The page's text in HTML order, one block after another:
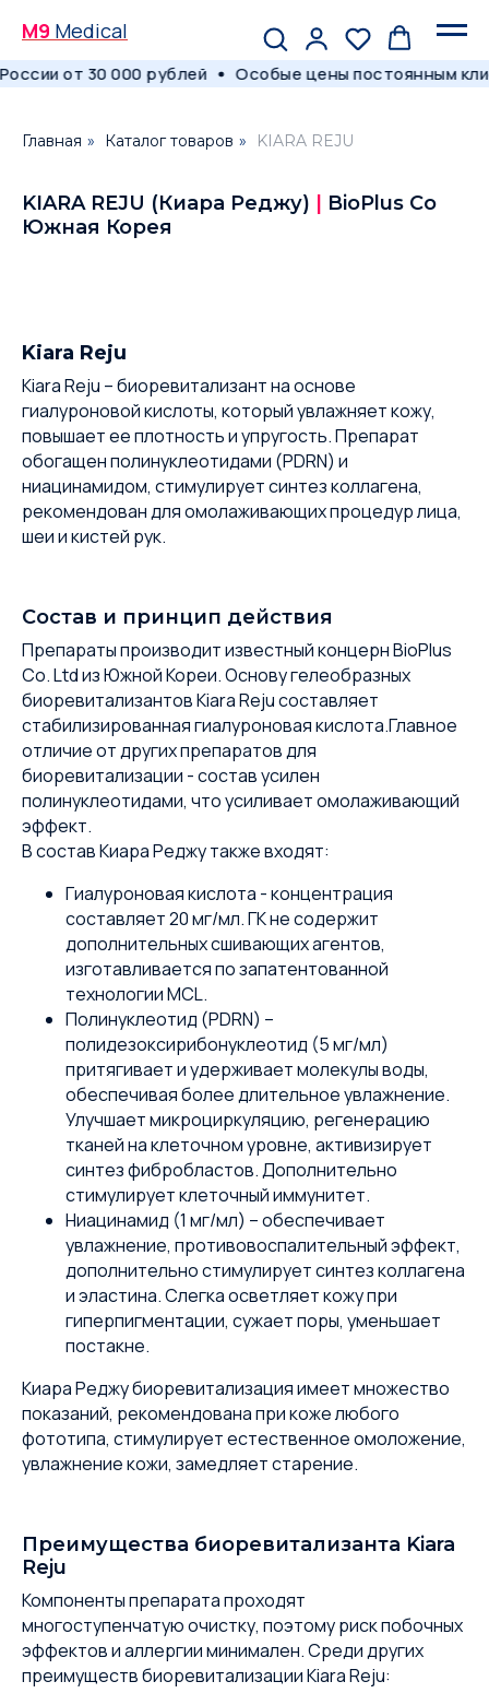
M9 Medical
от 30 000 рублей Особые цены постоянным
Главная » Каталог товаров » KIARA REJU
KIARA REJU (Киара Реджу)
BioPlus Co
Южная Корея
Kiara Reju
Kiara Reju – биоревитализант на основе
гиалуроновой кислоты, который увлажняет кожу,
повышает ее плотность и упругость. Препарат
обогащен полинуклеотидами (PDRN) и
ниацинамидом, стимулирует синтез коллагена,
рекомендован для омолаживающих процедур лица,
шеи и кистей рук.
Состав и принцип действия
Препараты производит известный концерн BioPlus
Co. Ltd из Южной Кореи. Основу гелеобразных
биоревитализантов Kiara Reju составляет
стабилизированная гиалуроновая кислота.Главное
отличие от других препаратов для
биоревитализации - состав усилен
полинуклеотидами, что усиливает омолаживающий
эффект.
В состав Киара Реджу также входят:
Гиалуроновая кислота - концентрация
составляет 20 мг/мл. ГК не содержит
дополнительных сшивающих агентов,
изготавливается по запатентованной
технологии MCL.
Полинуклеотид (PDRN) –
полидезоксирибонуклеотид (5 мг/мл)
притягивает и удерживает молекулы воды,
обеспечивая более длительное увлажнение.
Улучшает микроциркуляцию, регенерацию
тканей на клеточном уровне, активизирует
синтез фибробластов. Дополнительно
стимулирует клеточный иммунитет.
Ниацинамид (1 мг/мл) – обеспечивает
увлажнение, противовоспалительный эффект,
дополнительно стимулирует синтез коллагена
и эластина. Слегка осветляет кожу при
гиперпигментации, сужает поры, уменьшает
постакне.
Киара Реджу биоревитализация имеет множество
показаний, рекомендована при коже любого
фототипа, стимулирует естественное омоложение,
увлажнение кожи, замедляет старение.
Преимущества биоревитализанта Kiara
Reju
Компоненты препарата проходят
многоступенчатую очистку, поэтому риск побочных
эффектов и аллергии минимален. Среди других
преимуществ биоревитализации Kiara Reju: